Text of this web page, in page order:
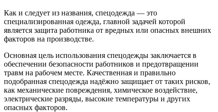
Как и следует из названия, спецодежда — это
специализированная одежда, главной задачей которой
является защита работника от вредных или опасных внешних
факторов на производстве.
Основная цель использования спецодежды заключается в
обеспечении безопасности работников и предотвращении
травм на рабочем месте. Качественная и правильно
подобранная спецодежда надёжно защищает от таких рисков,
как механические повреждения, химическое воздействие,
электрические разряды, высокие температуры и других
опасных факторов.